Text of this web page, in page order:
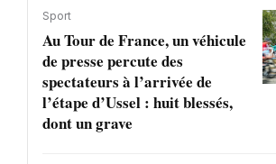
Sport
Au Tour de France, un véhicule
de presse percute des
spectateurs à l’arrivée de
l’étape d’Ussel : huit blessés,
dont un grave